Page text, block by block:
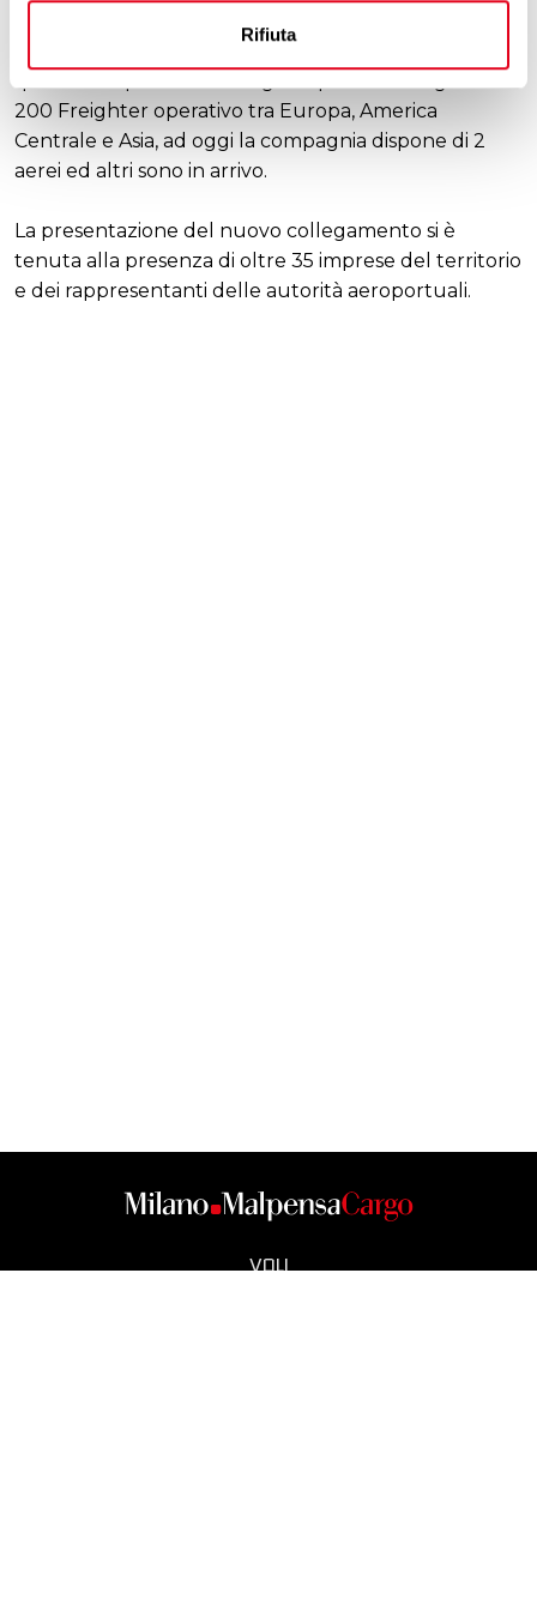
Rifiuta
200 Freighter operativo tra Europa, America
Centrale e Asia, ad oggi la compagnia dispone di 2
aerei ed altri sono in arrivo.
La presentazione del nuovo collegamento si è
tenuta alla presenza di oltre 35 imprese del territorio
e dei rappresentanti delle autorità aeroportuali.
VOLI